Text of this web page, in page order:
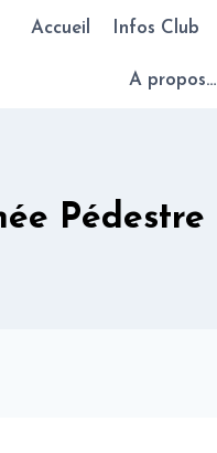
Accueil Infos Club
A propos…
Pédestre